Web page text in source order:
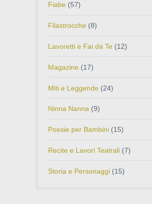
Fiabe (57)
Filastrocche (8)
Lavoretti e Fai da Te (12)
Magazine (17)
Miti e Leggende (24)
Ninna Nanna (9)
Poesie per Bambini (15)
Recite e Lavori Teatrali (7)
Storia e Personaggi (15)